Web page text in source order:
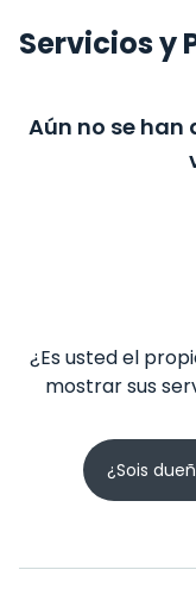
Servicios y
Aún no se han
¿Es usted el
mostrar sus
¿Sois